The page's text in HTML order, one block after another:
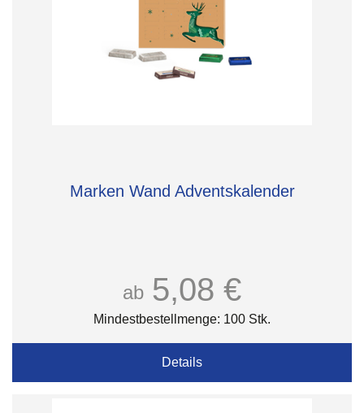
Marken Wand Adventskalender
ab 5,08 €
Mindestbestellmenge: 100 Stk.
Details